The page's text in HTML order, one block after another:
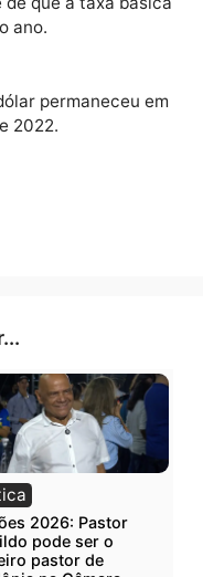
o Banco Central
básica de juros, a
ao ano pelo Comitê
ano. Na semana
é de que a taxa
dólar permaneceu